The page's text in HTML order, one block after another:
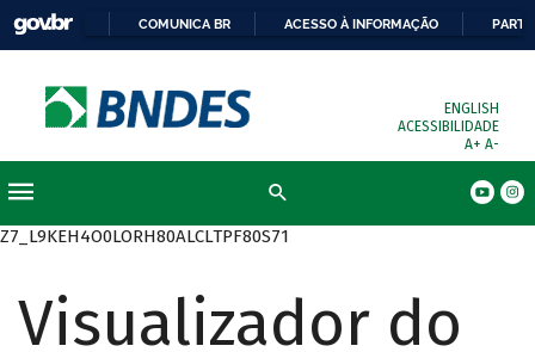
COMUNICA BR ACESSO À INFORMAÇÃO
ENGLISH
ACESSIBILIDADE
A+ A-
Z7_L9KEH4O0LORH80ALCLTPF80S71
Visualizador do